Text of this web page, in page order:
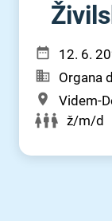
12. 6.
Organa
Videm-
ž/m/d